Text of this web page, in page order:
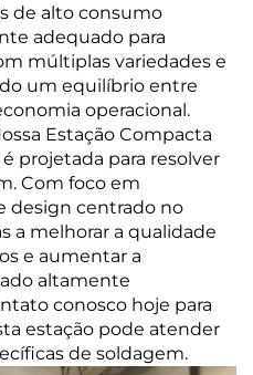
de alto consumo
adequado para
múltiplas variedades e
um equilíbrio entre
operacional.
Estação Compacta
projetada para resolver
Com foco em
design centrado no
a melhorar a qualidade
e aumentar a
altamente
conosco hoje para
estação pode atender
de soldagem.